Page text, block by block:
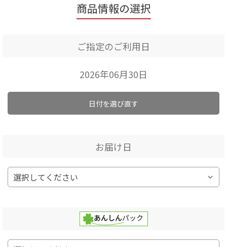
商品情報の選択
ご指定のご利用日
2026年06月30日
日付を選び直す
お届け日